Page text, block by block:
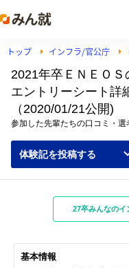
トップ インフラ/官公庁
2021年卒ＥＮＥＯ
エントリーシート詳
（2020/01/21公開)
参加した先輩たちの口コミ・選
体験記を投稿する
27卒みんなのイ
基本情報